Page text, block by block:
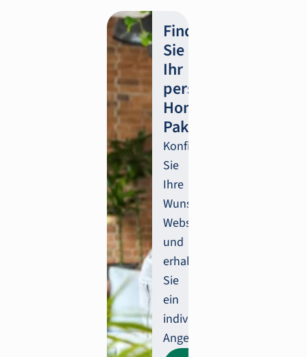
Finden
Sie
Ihr
persönliches
Homepage-
Paket!
Konfigurieren
Sie
Ihre
Wunsch-
Website
und
erhalten
Sie
ein
individuelles
Angebot.